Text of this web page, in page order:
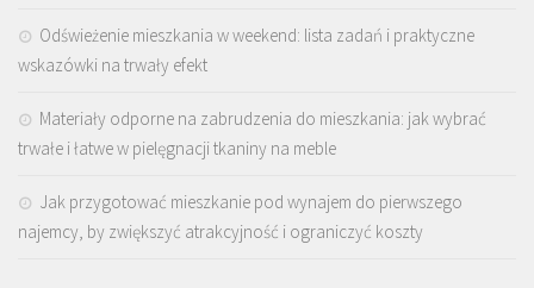
Odświeżenie mieszkania w weekend: lista zadań i praktyczne
wskazówki na trwały efekt
Materiały odporne na zabrudzenia do mieszkania: jak wybrać
trwałe i łatwe w pielęgnacji tkaniny na meble
Jak przygotować mieszkanie pod wynajem do pierwszego
najemcy, by zwiększyć atrakcyjność i ograniczyć koszty